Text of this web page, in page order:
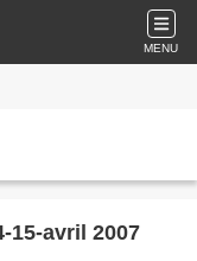
MENU
15-avril 2007